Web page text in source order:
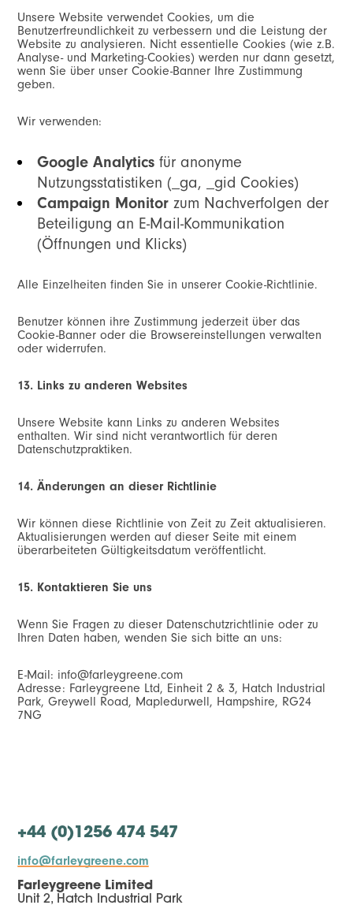
Unsere Website verwendet Cookies, um die
Benutzerfreundlichkeit zu verbessern und die Leistung der
Website zu analysieren. Nicht essentielle Cookies (wie z.B.
Analyse- und Marketing-Cookies) werden nur dann gesetzt,
wenn Sie über unser Cookie-Banner Ihre Zustimmung
geben.
Wir verwenden:
Google Analytics für anonyme
Nutzungsstatistiken (_ga, _gid Cookies)
Campaign Monitor zum Nachverfolgen der
Beteiligung an E-Mail-Kommunikation
(Öffnungen und Klicks)
Alle Einzelheiten finden Sie in unserer Cookie-Richtlinie.
Benutzer können ihre Zustimmung jederzeit über das
Cookie-Banner oder die Browsereinstellungen verwalten
oder widerrufen.
13. Links zu anderen Websites
Unsere Website kann Links zu anderen Websites
enthalten. Wir sind nicht verantwortlich für deren
Datenschutzpraktiken.
14. Änderungen an dieser Richtlinie
Wir können diese Richtlinie von Zeit zu Zeit aktualisieren.
Aktualisierungen werden auf dieser Seite mit einem
überarbeiteten Gültigkeitsdatum veröffentlicht.
15. Kontaktieren Sie uns
Wenn Sie Fragen zu dieser Datenschutzrichtlinie oder zu
Ihren Daten haben, wenden Sie sich bitte an uns:
E-Mail: info@farleygreene.com
Adresse: Farleygreene Ltd, Einheit 2 & 3, Hatch Industrial
Park, Greywell Road, Mapledurwell, Hampshire, RG24
7NG
+44 (0)1256 474 547
info@farleygreene.com
Farleygreene Limited
Unit 2, Hatch Industrial Park